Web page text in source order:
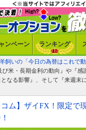
ンペーン ランキング
飼いの「今日の為替はこれで動
米・長期金利の動向』や『感
なる影響』、そして『来週末
コム】ザイFX！限定で